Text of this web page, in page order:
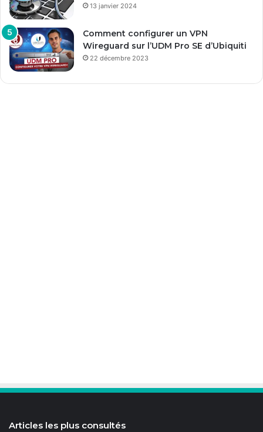
13 janvier 2024
Comment configurer un VPN
Wireguard sur l’UDM Pro SE d’Ubiquiti
22 décembre 2023
Articles les plus consultés